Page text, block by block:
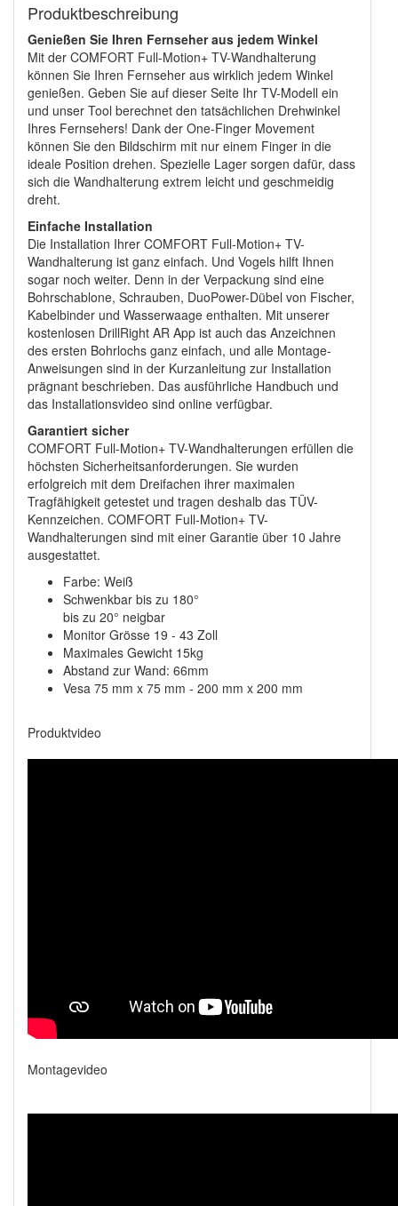
Produktbeschreibung
Genießen Sie Ihren Fernseher aus jedem Winkel
Mit der COMFORT Full-Motion+ TV-Wandhalterung
können Sie Ihren Fernseher aus wirklich jedem Winkel
genießen. Geben Sie auf dieser Seite Ihr TV-Modell ein
und unser Tool berechnet den tatsächlichen Drehwinkel
Ihres Fernsehers! Dank der One-Finger Movement
können Sie den Bildschirm mit nur einem Finger in die
ideale Position drehen. Spezielle Lager sorgen dafür, dass
sich die Wandhalterung extrem leicht und geschmeidig
dreht.
Einfache Installation
Die Installation Ihrer COMFORT Full-Motion+ TV-
Wandhalterung ist ganz einfach. Und Vogels hilft Ihnen
sogar noch weiter. Denn in der Verpackung sind eine
Bohrschablone, Schrauben, DuoPower-Dübel von Fischer,
Kabelbinder und Wasserwaage enthalten. Mit unserer
kostenlosen DrillRight AR App ist auch das Anzeichnen
des ersten Bohrlochs ganz einfach, und alle Montage-
Anweisungen sind in der Kurzanleitung zur Installation
prägnant beschrieben. Das ausführliche Handbuch und
das Installationsvideo sind online verfügbar.
Garantiert sicher
COMFORT Full-Motion+ TV-Wandhalterungen erfüllen die
höchsten Sicherheitsanforderungen. Sie wurden
erfolgreich mit dem Dreifachen ihrer maximalen
Tragfähigkeit getestet und tragen deshalb das TÜV-
Kennzeichen. COMFORT Full-Motion+ TV-
Wandhalterungen sind mit einer Garantie über 10 Jahre
ausgestattet.
Farbe: Weiß
Schwenkbar bis zu 180°
bis zu 20° neigbar
Monitor Grösse 19 - 43 Zoll
Maximales Gewicht 15kg
Abstand zur Wand: 66mm
Vesa 75 mm x 75 mm - 200 mm x 200 mm
Produktvideo
Montagevideo